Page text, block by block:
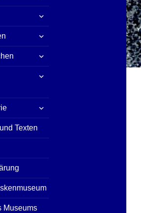
öffnen
untermenü
öffnen
untermenü
öffnen
untermenü
öffnen
untermenü
untermenü
öffnen
Texten
Museums